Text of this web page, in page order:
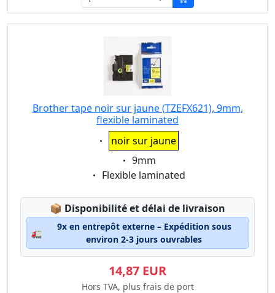
Brother tape noir sur jaune (TZEFX621), 9mm,
flexible laminated
Eigenschaft:
noir sur jaune
Eigenschaft:
9mm
Eigenschaft:
Flexible laminated
📦 Lagerstatus:
Disponibilité et délai de livraison
🚛
9x en entrepôt externe – Expédition sous
environ 2-3 jours ouvrables
14,87 EUR
Hors TVA, plus frais de port